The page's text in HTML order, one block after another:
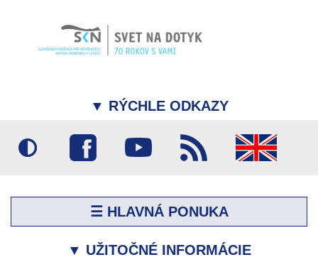
▼ RÝCHLE ODKAZY
☰ HLAVNÁ PONUKA
▼ UŽITOČNÉ INFORMÁCIE